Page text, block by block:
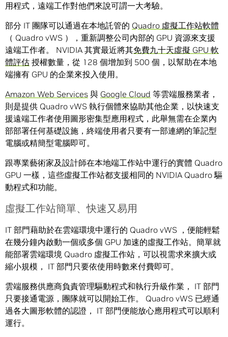
用程式，遠端工作對他們來說可謂一大考驗。
部分 IT 團隊可以通過在本地託管的 Quadro 虛擬工作站軟體
（ Quadro vWS ），重新調整公司內部的 GPU 資源來支援
遠端工作者。 NVIDIA 其實最近將其免費九十天虛擬 GPU 軟
體評估 授權數量，從 128 個增加到 500 個，以幫助在本地
端擁有 GPU 的企業來投入使用。
Amazon Web Services 與 Google Cloud 等雲端服務業者，
則是提供 Quadro vWS 執行個體來協助其他企業，以快速支
援遠端工作者使用圖形密集型應用程式，此舉無需在企業內
部部署任何基礎設施，終端使用者只要有一部連網的筆記型
電腦或精簡型電腦即可。
跟專業藝術家及設計師在本地端工作站中運行的實體 Quadro
GPU 一樣，這些虛擬工作站都支援相同的 NVIDIA Quadro 驅
動程式和功能。
虛擬工作站簡單、快速又易用
IT 部門藉助於在雲端環境中運行的 Quadro vWS ，便能輕鬆
在幾分鐘內啟動一個或多個 GPU 加速的虛擬工作站。簡單就
能部署雲端環境 Quadro 虛擬工作站，可以視需求來擴大或
縮小規模， IT 部門只要依使用時數來付費即可。
雲端服務供應商負責管理驅動程式和執行升級作業， IT 部門
只要接通電源，團隊就可以開始工作。 Quadro vWS 已經通
過各大圖形軟體的認證， IT 部門便能放心應用程式可以順利
運行。